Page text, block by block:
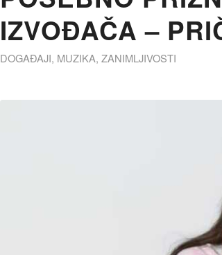
IZVOĐAČA –
DOGAĐAJI, MUZIKA, ZANIMLJIVOSTI